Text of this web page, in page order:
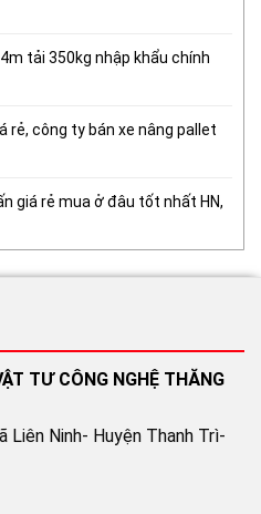
tải 350kg nhập khẩu chính
rẻ, công ty bán xe nâng pallet
giá rẻ mua ở đâu tốt nhất HN,
TƯ CÔNG NGHỆ THĂNG
Liên Ninh- Huyện Thanh Trì-